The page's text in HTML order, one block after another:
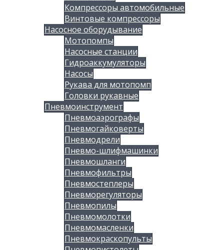
Компрессоры автомобильные
Винтовые компрессоры
Насосное оборудывание
Мотопомпы
Насосные станции
Гидроаккумуляторы
Насосы
Рукава для мотопомп
Головки рукавные
Пневмоинструмент
Пневмоаэрографы
Пневмогайковерты
Пневмодрели
Пневмо-шлифмашинки
Пневмошланги
Пневмофильтры
Пневмостеплеры
Пневморегуляторы
Пневмопилы
Пневмомолотки
Пневмомасленки
Пневмокраскопульты